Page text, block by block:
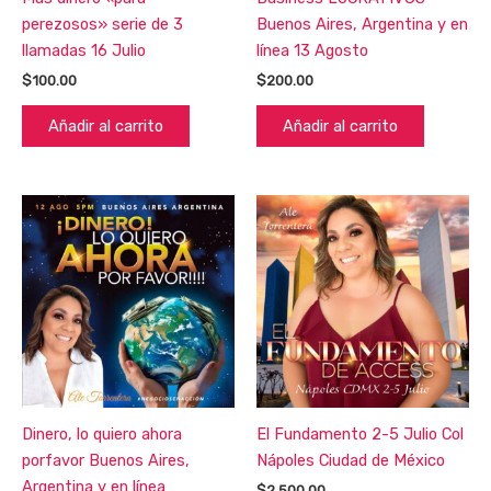
perezosos» serie de 3
llamadas 16 Julio
$100.00
Añadir al carrito
Buenos Aires, Argentina y en
línea 13 Agosto
$200.00
Añadir al carrito
Dinero, lo quiero ahora
porfavor Buenos Aires,
Argentina y en línea
El Fundamento 2-5 Julio Col
Nápoles Ciudad de México